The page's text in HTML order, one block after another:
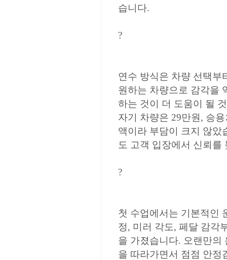
습니다.
?
연수 방식은 차량 선택부
원하는 차량으로 감각을
하는 것이 더 도움이 될
자기 차량은 29만원, 승
액이라 부담이 크지 않았
도 고객 입장에서 신뢰를
?
첫 수업에서는 기본적인
정, 미러 각도, 페달 감각
을 가졌습니다. 오랜만의
을 따라가면서 점점 안정